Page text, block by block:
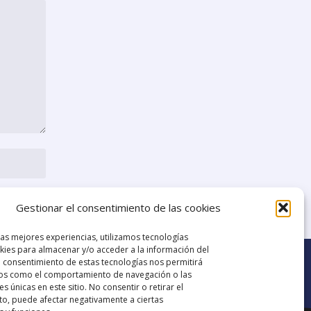
Gestionar el consentimiento de las cookies
mejores experiencias, utilizamos tecnologías
para almacenar y/o acceder a la información del
consentimiento de estas tecnologías nos permitirá
como el comportamiento de navegación o las
únicas en este sitio. No consentir o retirar el
puede afectar negativamente a ciertas